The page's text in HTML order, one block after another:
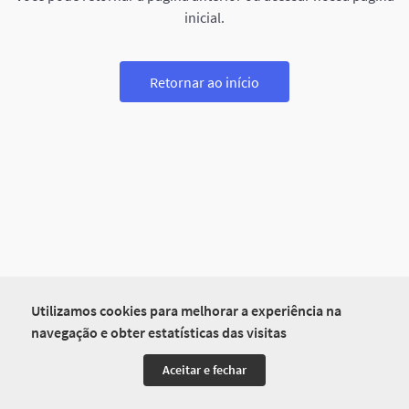
Utilizamos cookies para melhorar a experiência na
navegação e obter estatísticas das visitas
Aceitar e fechar
inicial.
Retornar ao início